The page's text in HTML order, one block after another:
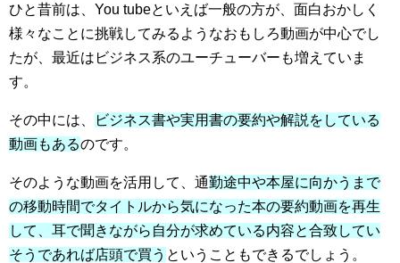
ひと昔前は、You tubeといえば一般の方が、面白おかしく
様々なことに挑戦してみるようなおもしろ動画が中心でし
たが、最近はビジネス系のユーチューバーも増えていま
す。
その中には、
ビジネス書や実用書の要約や解説をしている
動画もあるのです。
そのような動画を活用して、通勤途中や本屋に向かうまで
の移動時間でタイトルから気になった本の要約動画を再生
して、耳で聞きながら自分が求めている内容と合致してい
そうであれば店頭で買う ということもできるでしょう。